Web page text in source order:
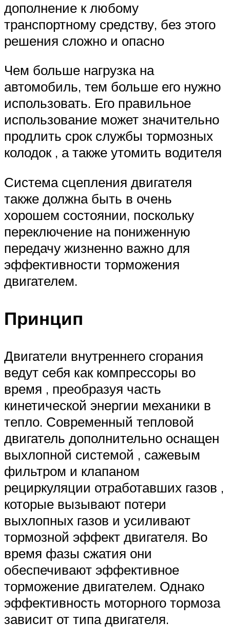
Меню
дополнение к любому
транспортному средству, без этого
решения сложно и опасно
Чем больше нагрузка на
автомобиль, тем больше его нужно
использовать. Его правильное
использование может значительно
продлить срок службы тормозных
колодок , а также утомить водителя
Система сцепления двигателя
также должна быть в очень
хорошем состоянии, поскольку
переключение на пониженную
передачу жизненно важно для
эффективности торможения
двигателем.
Принцип
Двигатели внутреннего сгорания
ведут себя как компрессоры во
время , преобразуя часть
кинетической энергии механики в
тепло. Современный тепловой
двигатель дополнительно оснащен
выхлопной системой , сажевым
фильтром и клапаном
рециркуляции отработавших газов ,
которые вызывают потери
выхлопных газов и усиливают
тормозной эффект двигателя. Во
время фазы сжатия они
обеспечивают эффективное
торможение двигателем. Однако
эффективность моторного тормоза
зависит от типа двигателя.